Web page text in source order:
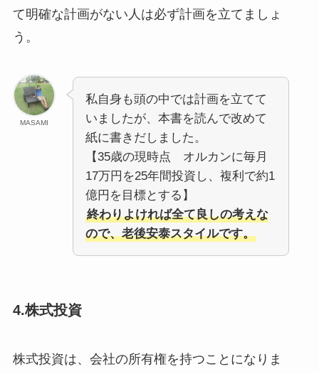
て明確な計画がない人は必ず計画を立てましょ
う。
MASAMI
私自身も頭の中では計画を立てて
いましたが、本書を読んで改めて
紙に書きだしました。
【35歳の現時点 オルカンに毎月
17万円を25年間投資し、複利で約1
億円を目標とする】
終わりよければ全て良しの考えな
ので、老後安泰スタイルです。
4.株式投資
株式投資は、会社の所有権を持つことになりま